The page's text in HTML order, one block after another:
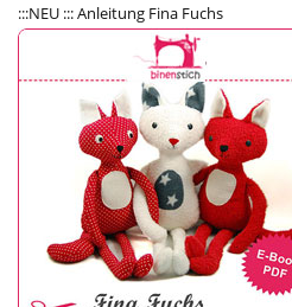
:::NEU ::: Anleitung Fina Fuchs